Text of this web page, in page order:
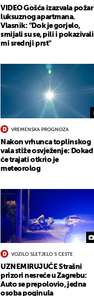
VIDEO Gošća izazvala požar
luksuznog apartmana.
Vlasnik: "Dok je gorjelo,
smijali su se, pili i pokazivali
mi srednji prst"
VREMENSKA PROGNOZA
Nakon vrhunca toplinskog
vala stiže osvježenje: Dokad
će trajati otkrio je
meteorolog
VOZILO SLETJELO S CESTE
UZNEMIRUJUĆE Strašni
prizori nesreće u Zagrebu:
Auto se prepolovio, jedna
osoba poginula